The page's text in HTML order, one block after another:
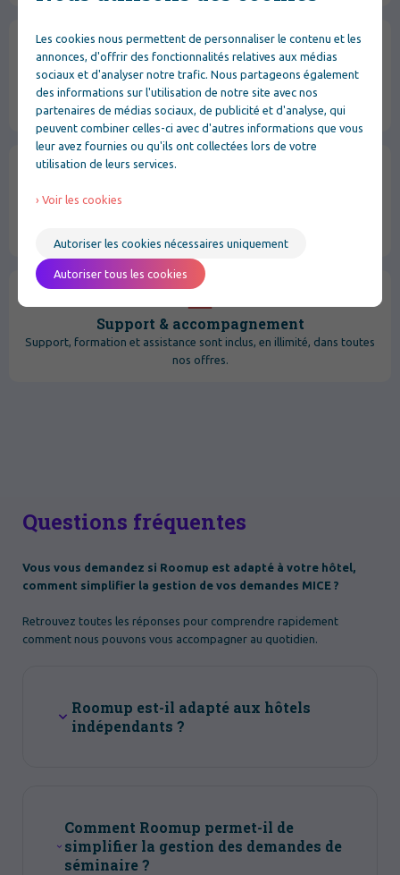
Sécurité et confidentialité des données
Vos données sont hébergées et protégées selon les standards de
sécurité.
Évolution & pérennité
Support & accompagnement
Support, formation et assistance sont inclus, en illimité, dans toutes
nos offres.
Questions fréquentes
Vous vous demandez si Roomup est adapté à votre hôtel,
comment simplifier la gestion de vos demandes MICE ?
Retrouvez toutes les réponses pour comprendre rapidement
comment nous pouvons vous accompagner au quotidien.
Roomup est-il adapté aux hôtels
indépendants ?
Comment Roomup permet-il de
simplifier la gestion des demandes de
séminaire ?
Les cookies nous permettent de personnaliser le contenu et les
annonces, d'offrir des fonctionnalités relatives aux médias
sociaux et d'analyser notre trafic. Nous partageons également
des informations sur l'utilisation de notre site avec nos
partenaires de médias sociaux, de publicité et d'analyse, qui
peuvent combiner celles-ci avec d'autres informations que vous
leur avez fournies ou qu'ils ont collectées lors de votre
utilisation de leurs services.
› Voir les cookies
Autoriser les cookies nécessaires uniquement
Autoriser tous les cookies